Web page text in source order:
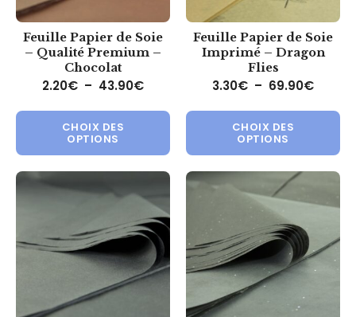
Feuille Papier de Soie
– Qualité Premium –
Chocolat
2.20€ – 43.90€Plage de prix : 2.20€ à 43.90€
CHOIX DES
OPTIONS
Ce produit a plusieurs
Feuille Papier de Soie
Imprimé – Dragon
Flies
3.30€ – 69.90€Plage
CHOIX DES
OPTIONS